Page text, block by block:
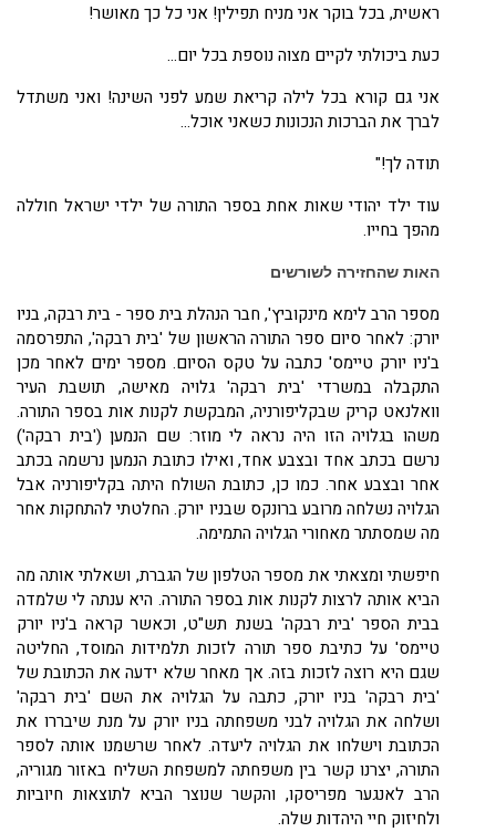
ראשית, בכל בוקר אני מניח תפילין! אני כל כך מאושר!
כעת ביכולתי לקיים מצוה נוספת בכל יום...
אני גם קורא בכל לילה קריאת שמע לפני השינה! ואני משתדל
לברך את הברכות הנכונות כשאני אוכל...
תודה לך!"
עוד ילד יהודי שאות אחת בספר התורה של ילדי ישראל חוללה
מהפך בחייו.
האות שהחזירה לשורשים
מספר הרב לימא מינקוביץ', חבר הנהלת בית ספר - בית רבקה, בניו
יורק: לאחר סיום ספר התורה הראשון של 'בית רבקה', התפרסמה
ב'ניו יורק טיימס' כתבה על טקס הסיום. מספר ימים לאחר מכן
התקבלה במשרדי 'בית רבקה' גלויה מאישה, תושבת העיר
וואלנאט קריק שבקליפורניה, המבקשת לקנות אות בספר התורה.
משהו בגלויה הזו היה נראה לי מוזר: שם הנמען ('בית רבקה')
נרשם בכתב אחד ובצבע אחד, ואילו כתובת הנמען נרשמה בכתב
אחר ובצבע אחר. כמו כן, כתובת השולח היתה בקליפורניה אבל
הגלויה נשלחה מרובע ברונקס שבניו יורק. החלטתי להתחקות אחר
מה שמסתתר מאחורי הגלויה התמימה.
חיפשתי ומצאתי את מספר הטלפון של הגברת, ושאלתי אותה מה
הביא אותה לרצות לקנות אות בספר התורה. היא ענתה לי שלמדה
בבית הספר 'בית רבקה' בשנת תש"ט, וכאשר קראה ב'ניו יורק
טיימס' על כתיבת ספר תורה לזכות תלמידות המוסד, החליטה
שגם היא רוצה לזכות בזה. אך מאחר שלא ידעה את הכתובת של
'בית רבקה' בניו יורק, כתבה על הגלויה את השם 'בית רבקה'
ושלחה את הגלויה לבני משפחתה בניו יורק על מנת שיבררו את
הכתובת וישלחו את הגלויה ליעדה. לאחר שרשמנו אותה לספר
התורה, יצרנו קשר בין משפחתה למשפחת השליח באזור מגוריה,
הרב לאנגער מפריסקו, והקשר שנוצר הביא לתוצאות חיוביות
ולחיזוק חיי היהדות שלה.